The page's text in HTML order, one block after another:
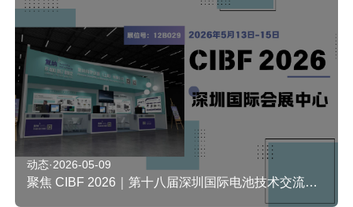
动态·2026-05-09
聚焦 CIBF 2026｜第十八届深圳国际电池技术交流会，前沿锂电解决方案抢先看